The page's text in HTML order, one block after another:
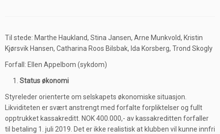
Til stede: Marthe Haukland, Stina Jansen, Arne Munkvold, Kristin
Kjørsvik Hansen, Catharina Roos Bilsbak, Ida Korsberg, Trond Skogly
Forfall: Ellen Appelbom (sykdom)
Status økonomi
Styreleder orienterte om selskapets økonomiske situasjon.
Likviditeten er svært anstrengt med forfalte forpliktelser og fullt
opptrukket kassakreditt. NOK 400.000,- av kassakreditten forfaller
til betaling 1. juli 2019. Det er ikke realistisk at klubben vil kunne innfri